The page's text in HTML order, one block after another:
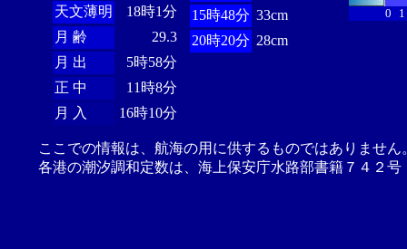
天文薄明
18時1分
月 齢
29.3
月 出
5時58分
正 中
11時8分
月 入
16時10分
15時48分 33cm
20時20分 28cm
0 1
ここでの情報は、航海の用に供するものではありませ
各港の潮汐調和定数は、海上保安庁水路部書籍７４２